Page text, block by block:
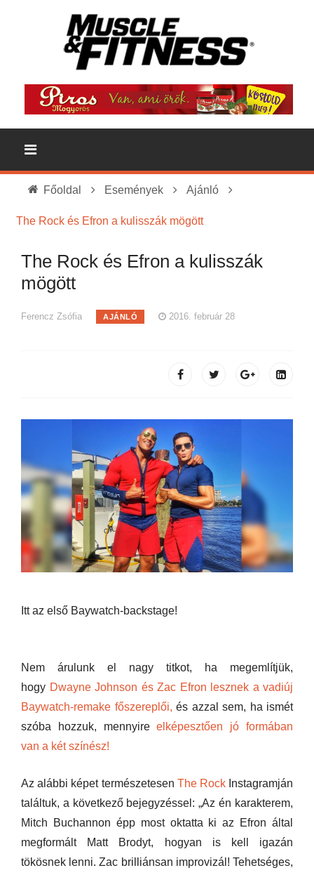
Főoldal Események Ajánló
The Rock és Efron a kulisszák mögött
The Rock és Efron a kulisszák
mögött
Ferencz Zsófia AJÁNLÓ 2016. február 28
Itt az első Baywatch-backstage!
Nem árulunk el nagy titkot, ha megemlítjük,
hogy Dwayne Johnson és Zac Efron lesznek a vadiúj
Baywatch-remake főszereplői, és azzal sem, ha ismét
szóba hozzuk, mennyireelképesztően jó formában
van a két színész!
Az alábbi képet természetesen The RockInstagramján
találtuk, a következő bejegyzéssel: „Az én karakterem,
Mitch Buchannon épp most oktatta ki az Efron által
megformált Matt Brodyt, hogyan is kell igazán
tökösnek lenni. Zac brilliánsan improvizál! Tehetséges,